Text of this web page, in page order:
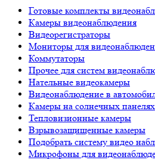
Готовые комплекты
Камеры видеонаблюдения
Видеорегистраторы
Мониторы для
Коммутаторы
Прочее для систем
Нательные видеокамеры
Видеонаблюдение в
Камеры на солнечных панелях
Тепловизионные камеры
Взрывозащищенные камеры
Подобрать систему видео
Микрофоны для